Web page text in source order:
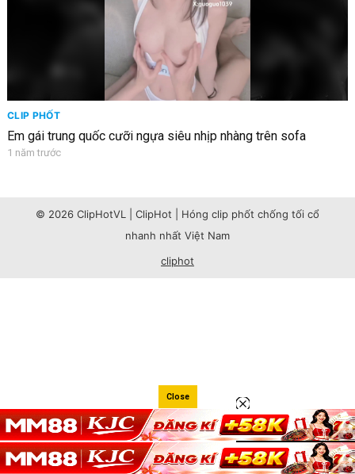
CLIP PHỐT
Em gái trung quốc cưỡi ngựa siêu nhịp nhàng trên sofa
1 năm trước
© 2026 ClipHotVL | ClipHot | Hóng clip phốt chống tối cổ
nhanh nhất Việt Nam
cliphot
Close